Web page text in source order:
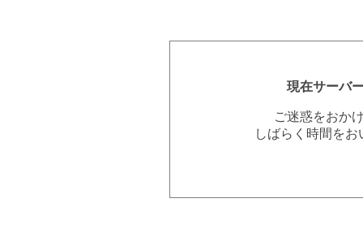
現在サーバ
ご迷惑をおか
しばらく時間を